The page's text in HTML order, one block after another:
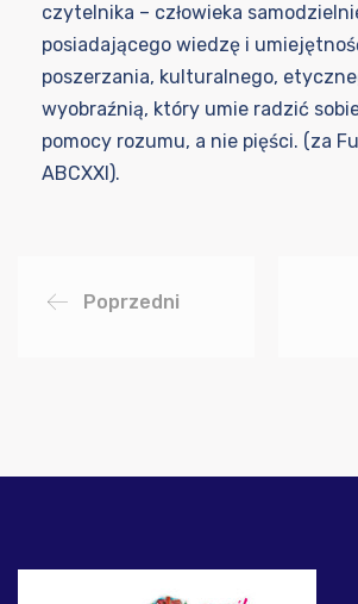
czytelnika – człowieka
posiadającego wiedzę i
poszerzania, kulturalnego,
wyobraźnią, który umie radzić
pomocy rozumu, a nie pięści. (za
ABCXXI).
Poprzedni